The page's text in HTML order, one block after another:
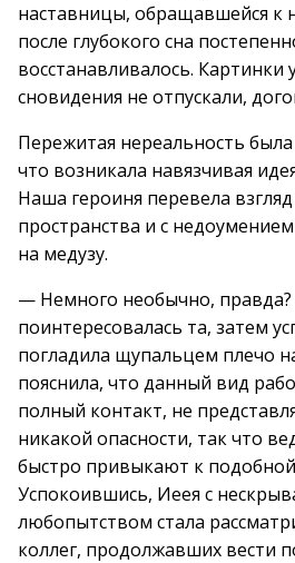
наставницы, обращавшейся к
после глубокого сна
восстанавливалось. Картинки
сновидения не отпускали,
Пережитая нереальность
что возникала навязчивая
Наша героиня перевела
пространства и с
на медузу.
— Немного необычно,
поинтересовалась та, затем
погладила щупальцем плечо
пояснила, что данный вид
полный контакт, не
никакой опасности, так что
быстро привыкают к
Успокоившись, Иеея с
любопытством стала
коллег, продолжавших вести